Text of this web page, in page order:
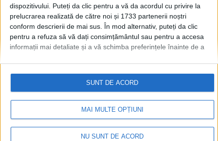
dispozitivului. Puteți da clic pentru a vă da acordul cu privire la
prelucrarea realizată de către noi și 1733 partenerii noștri
conform descrierii de mai sus. În mod alternativ, puteți da clic
pentru a refuza să vă dați consimțământul sau pentru a accesa
informații mai detaliate și a vă schimba preferințele înainte de a
retrageți consimțământul în orice moment, revenind la acest site
și făcând clic pe butonul "Confidențialitate" din partea de jos a
paginii web.
MAI MULTE OPȚIUNI
NU SUNT DE ACORD
SUNT DE ACORD